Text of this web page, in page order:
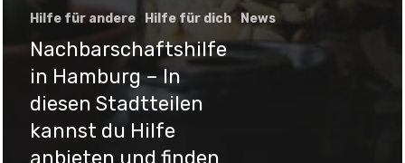
Hilfe für andere Hilfe für dich News
Nachbarschaftshilfe
in Hamburg – In
diesen Stadtteilen
kannst du Hilfe
anbieten und finden